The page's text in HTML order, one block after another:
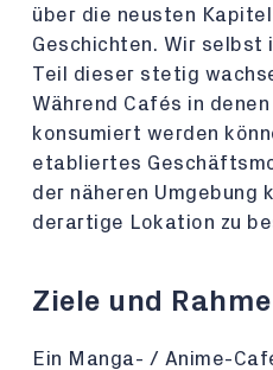
über die neusten
Geschichten. Wir selbst
Teil dieser stetig
Während Cafés in
konsumiert werden
etabliertes
der näheren Umgebung
derartige Lokation zu
Ziele und
Ein Manga- / Anime-